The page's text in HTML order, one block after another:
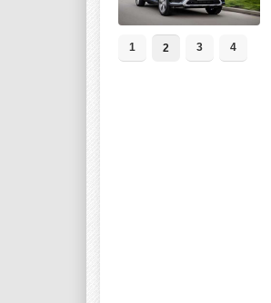
1 2 3 4